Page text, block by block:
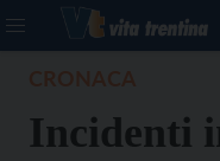
Incidenti